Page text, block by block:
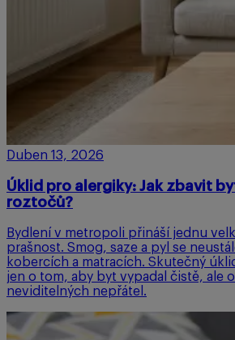
Duben 13, 2026
Úklid pro alergiky: Jak zbavit
roztočů?
Bydlení v metropoli přináší jednu
prašnost. Smog, saze a pyl se
kobercích a matracích. Skutečný
jen o tom, aby byt vypadal čistě, ale
neviditelných nepřátel.